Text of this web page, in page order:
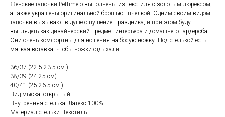
Женские тапочки Pettimelo выполнены из текстиля с золотым люрексом,
а также украшены оригинальной брошью - пчелкой. Одним своим видом
тапочки вызывают в душе ощущение праздника, и при этом будут
выглядеть как дизайнерский предмет интерьера и домашнего гардероба.
Они очень комфортны для ношения на босую ножку. Под стелькой есть
мягкая вставка, чтобы ножки отдыхали.
36/37 (22.5-23.5 см.)
38/39 (24-25 см)
40/41 (25-26.5 см.)
Вид мыска: открытый
Внутренняя стелька: Латекс 100%
Материал стельки: Текстиль